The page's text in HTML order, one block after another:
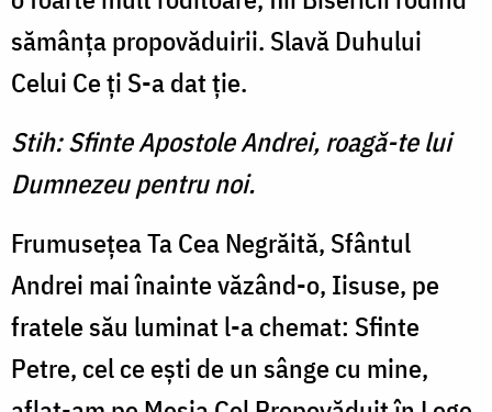
sămânţa propovăduirii. Slavă Duhului
Celui Ce ţi S-a dat ţie.
Stih: Sfinte Apostole Andrei, roagă-te lui
Dumnezeu pentru noi.
Frumuseţea Ta Cea Negrăită, Sfântul
Andrei mai înainte văzând-o, Iisuse, pe
fratele său luminat l-a chemat: Sfinte
Petre, cel ce eşti de un sânge cu mine,